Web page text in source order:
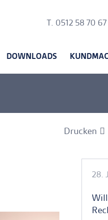
T. 0512 58 70 67
DOWNLOADS
Drucken
28.